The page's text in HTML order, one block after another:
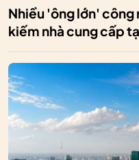
Nhiều 'ông lớn' công
kiếm nhà cung cấp